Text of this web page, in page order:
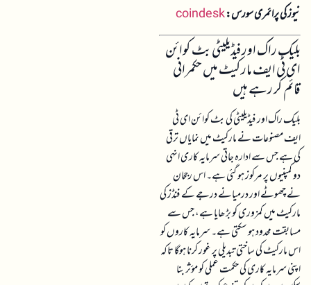
نیوز کی پرائمری سورس:coindesk
بلیک راک اور فیڈیلیٹی بٹ کوائن
ای ٹی ایف مارکیٹ میں حکمرانی
قائم کر رہے ہیں
بلیک راک اور فیڈیلیٹی کی بٹ کوائن ای ٹی
ایف مصنوعات نے مارکیٹ میں نمایاں ترقی
کی ہے جس سے ادارہ جاتی سرمایہ کاری انہی
دو کمپنیوں پر مرکوز ہو گئی ہے۔ اس رجحان
نے چھوٹے اور درمیانے درجے کے فنڈز کی
مارکیٹ میں کمزوری کو بڑھایا ہے، جس سے
مسابقت محدود ہو سکتی ہے۔ سرمایہ کاروں کو
اس مارکیٹ کی ساختی تبدیلی پر غور کرنا ہوگا تاکہ
اپنی سرمایہ کاری کی حکمت عملی کو مؤثر بنا